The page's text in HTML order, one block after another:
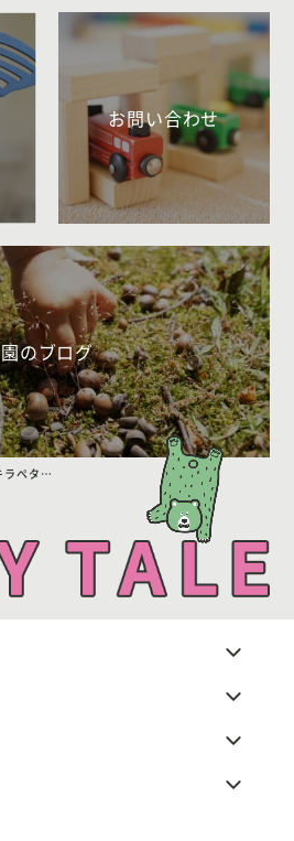
お問い合わせ
園のブログ
キラキラペタッ